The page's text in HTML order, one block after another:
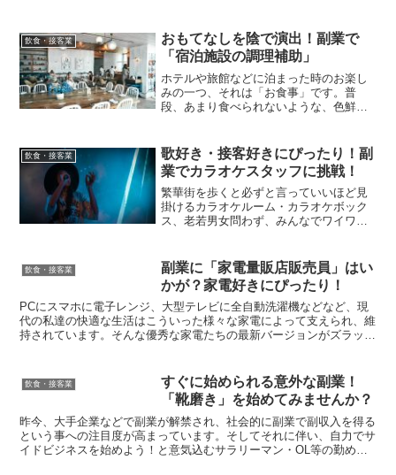
てます！」、といったような、ある種、
憧れの聖地だと思います。今...
飲食・接客業
おもてなしを陰で演出！副業で
「宿泊施設の調理補助」
ホテルや旅館などに泊まった時のお楽し
みの一つ、それは「お食事」です。普
段、あまり食べられないような、色鮮や
あることでしょう。そんな、宿泊施設の
要である料理を用意し、宿泊...
飲食・接客業
歌好き・接客好きにぴったり！副
業でカラオケスタッフに挑戦！
繁華街を歩くと必ずと言っていいほど見
掛けるカラオケルーム・カラオケボック
ス、老若男女問わず、みんなでワイワイ
す。今回取り上げる「カラオケスタッ
フ」という仕事は、そんな楽し...
飲食・接客業
副業に「家電量販店販売員」はい
かが？家電好きにぴったり！
PCにスマホに電子レンジ、大型テレビに全自動洗濯機などなど、現
代の私達の快適な生活はこういった様々な家電によって支えられ、維
持されています。そんな優秀な家電たちの最新バージョンがズラッと
飲食・接客業
すぐに始められる意外な副業！
「靴磨き」を始めてみませんか？
昨今、大手企業などで副業が解禁され、社会的に副業で副収入を得る
という事への注目度が高まっています。そしてそれに伴い、自力でサ
イドビジネスを始めよう！と意気込むサラリーマン・OL等の勤め人